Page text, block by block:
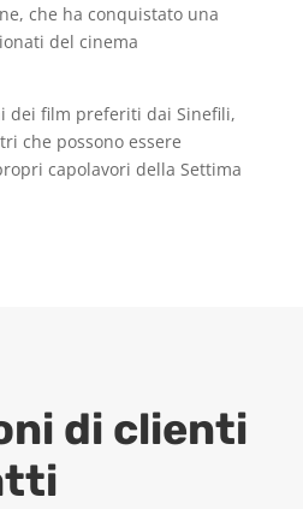
che ha conquistato una
del cinema
dei film preferiti dai Sinefili,
che possono essere
capolavori della Settima
di clienti